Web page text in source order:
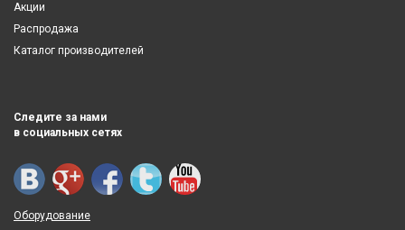
Акции
Распродажа
Каталог производителей
Следите за нами
в социальных сетях
Оборудование